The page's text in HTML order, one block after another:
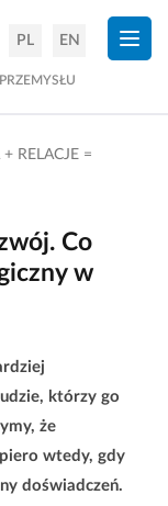
PL EN
+ RELACJE =
Co
w
którzy go
że
wtedy, gdy
doświadczeń.
×